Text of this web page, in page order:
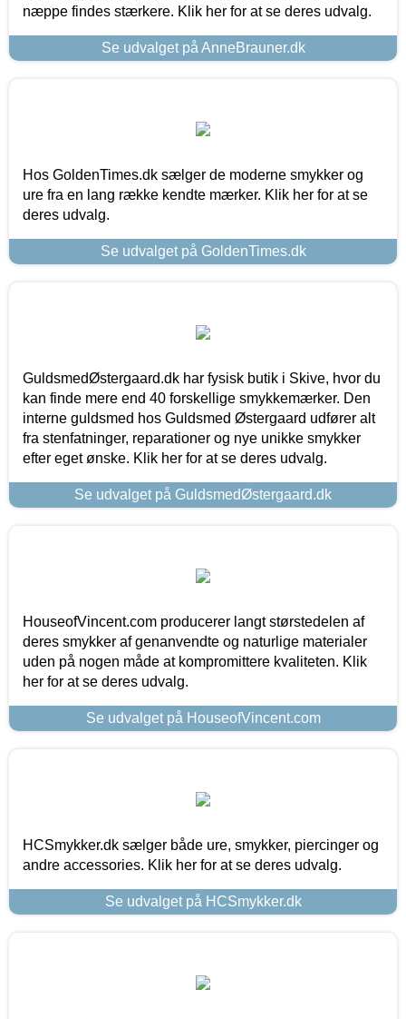
næppe findes stærkere. Klik her for at se deres udvalg.
Se udvalget på AnneBrauner.dk
Hos GoldenTimes.dk sælger de moderne smykker og
ure fra en lang række kendte mærker. Klik her for at se
deres udvalg.
Se udvalget på GoldenTimes.dk
GuldsmedØstergaard.dk har fysisk butik i Skive, hvor du
kan finde mere end 40 forskellige smykkemærker. Den
interne guldsmed hos Guldsmed Østergaard udfører alt
fra stenfatninger, reparationer og nye unikke smykker
efter eget ønske. Klik her for at se deres udvalg.
Se udvalget på GuldsmedØstergaard.dk
HouseofVincent.com producerer langt størstedelen af
deres smykker af genanvendte og naturlige materialer
uden på nogen måde at kompromittere kvaliteten. Klik
her for at se deres udvalg.
Se udvalget på HouseofVincent.com
HCSmykker.dk sælger både ure, smykker, piercinger og
andre accessories. Klik her for at se deres udvalg.
Se udvalget på HCSmykker.dk